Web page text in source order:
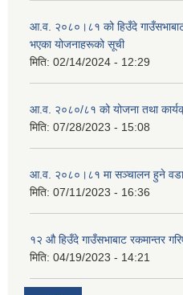
आ.व. २०८०।८१ को हिउँदे
भएका योजनाहरूको सूची
मिति: 02/14/2024 - 12:29
आ.व. २०८०/८१ को योजना तथा
मिति: 07/28/2023 - 15:08
आ.व. २०८०।८१ मा सञ्चालन हुने वडा
मिति: 07/11/2023 - 16:36
१२ औ हिउँदे गाउँसभाबाट रकमान्तर
मिति: 04/19/2023 - 14:21